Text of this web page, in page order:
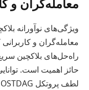
معامله‌گران و
ویژگی‌های نوآورانه
معامله‌گران و
راه‌حل‌های بلاکچین
حائز اهمیت است.